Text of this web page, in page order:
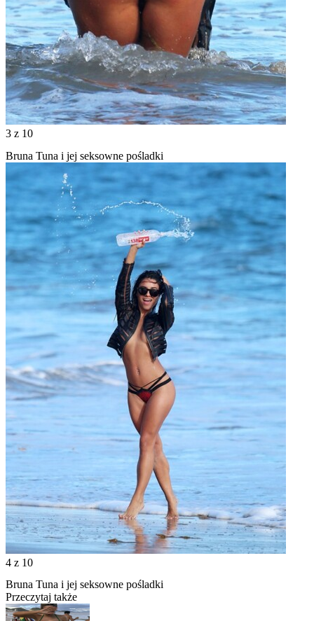
3 z 10
Bruna Tuna i jej seksowne pośladki
4 z 10
Bruna Tuna i jej seksowne pośladki
Przeczytaj także